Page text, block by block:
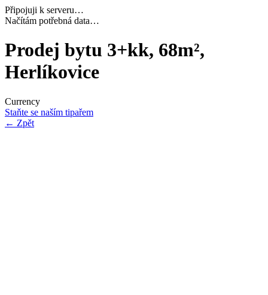
Připojuji k serveru…
Dokončuji inicializaci…
Prodej bytu 3+kk, 68m²,
Herlíkovice
Currency
Staňte se naším tipařem
← Zpět